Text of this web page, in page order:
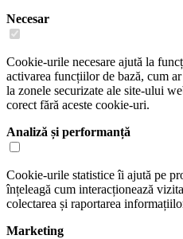
Necesar
Cookie-urile necesare ajută la
activarea funcțiilor de bază, cum
la zonele securizate ale site-ului
corect fără aceste cookie-uri.
Analiză și performanță
Cookie-urile statistice îi ajută pe
înțeleagă cum interacționează
colectarea și raportarea
Marketing